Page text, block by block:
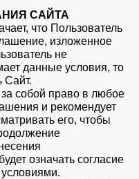
САЙТА
что Пользователь
изложенное
не
данные условия, то
Сайт.
собой право в любое
и рекомендует
его, чтобы
означать согласие